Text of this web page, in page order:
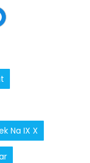
Na IX X